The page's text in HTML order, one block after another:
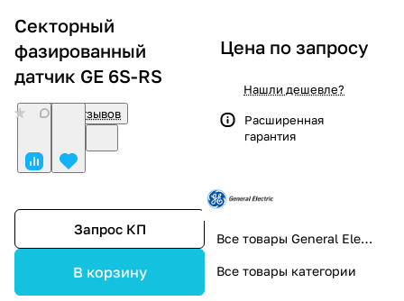
Секторный
фазированный
датчик GE 6S-RS
Нет отзывов
Запрос КП
В корзину
Цена по запросу
Нашли дешевле?
Расширенная
гарантия
Все товары General Electric
Все товары категории